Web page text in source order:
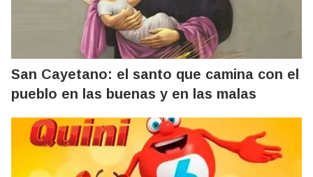
San Cayetano: el santo que camina con el
pueblo en las buenas y en las malas